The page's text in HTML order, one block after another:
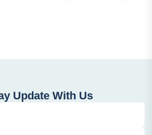
Update With Us